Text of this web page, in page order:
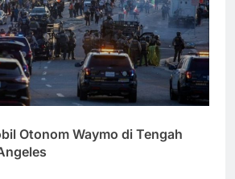
Otonom Waymo di Tengah